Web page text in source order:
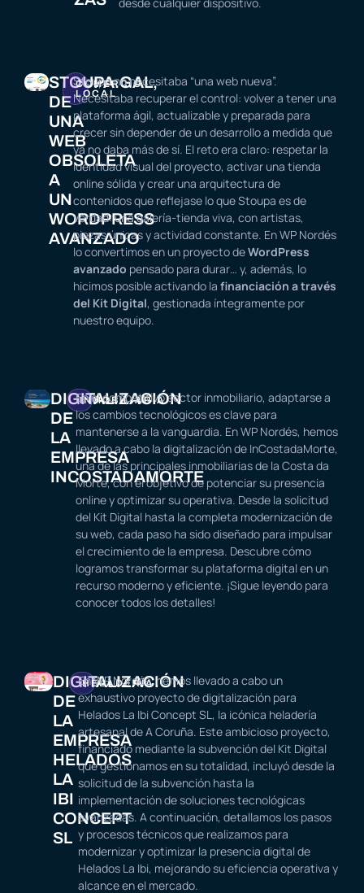
desde cualquier dispositivo.
STOUPA.GAL,
DE
UNA
WEB
OBSOLETA
A
UN
WORDPRESS
AVANZADO
COMERCIO
LOCAL
Stoupa no necesitaba “una web nueva”.
Necesitaba recuperar el control: volver a tener una
plataforma ágil, actualizable y preparada para
crecer sin depender de un desarrollo a medida que
ya no daba más de sí. El reto era claro: respetar la
identidad visual del proyecto, activar una tienda
online sólida y crear una arquitectura de
contenidos que reflejase lo que Stoupa es de
verdad: una galería-tienda viva, con artistas,
piezas únicas y actividad constante. En WP Nordés
lo convertimos en un proyecto deWordPress
avanzado pensado para durar… y, además, lo
hicimos posible activando lafinanciación a través
del Kit Digital, gestionada íntegramente por
nuestro equipo.
DIGITALIZACIÓN
DE
LA
EMPRESA
INCOSTADAMORTE
INMOBILIARIA
En el competitivo sector inmobiliario, adaptarse a
los cambios tecnológicos es clave para
mantenerse a la vanguardia. En WP Nordés, hemos
llevado a cabo la digitalización de InCostadaMorte,
una de las principales inmobiliarias de la Costa da
Morte, con el objetivo de potenciar su presencia
online y optimizar su operativa. Desde la solicitud
del Kit Digital hasta la completa modernización de
su web, cada paso ha sido diseñado para impulsar
el crecimiento de la empresa. Descubre cómo
logramos transformar su plataforma digital en un
recurso moderno y eficiente. ¡Sigue leyendo para
conocer todos los detalles!
DIGITALIZACIÓN
DE
LA
EMPRESA
HELADOS
LA
IBI
CONCEPT
SL
HELADERÍA
En WP Nordés, hemos llevado a cabo un
exhaustivo proyecto de digitalización para
Helados La Ibi Concept SL, la icónica heladería
artesanal de A Coruña. Este ambicioso proyecto,
financiado mediante la subvención del Kit Digital
que gestionamos en su totalidad, incluyó desde la
solicitud de la subvención hasta la
implementación de soluciones tecnológicas
avanzadas. A continuación, detallamos los pasos
y procesos técnicos que realizamos para
modernizar y optimizar la presencia digital de
Helados La Ibi, mejorando su eficiencia operativa y
alcance en el mercado.